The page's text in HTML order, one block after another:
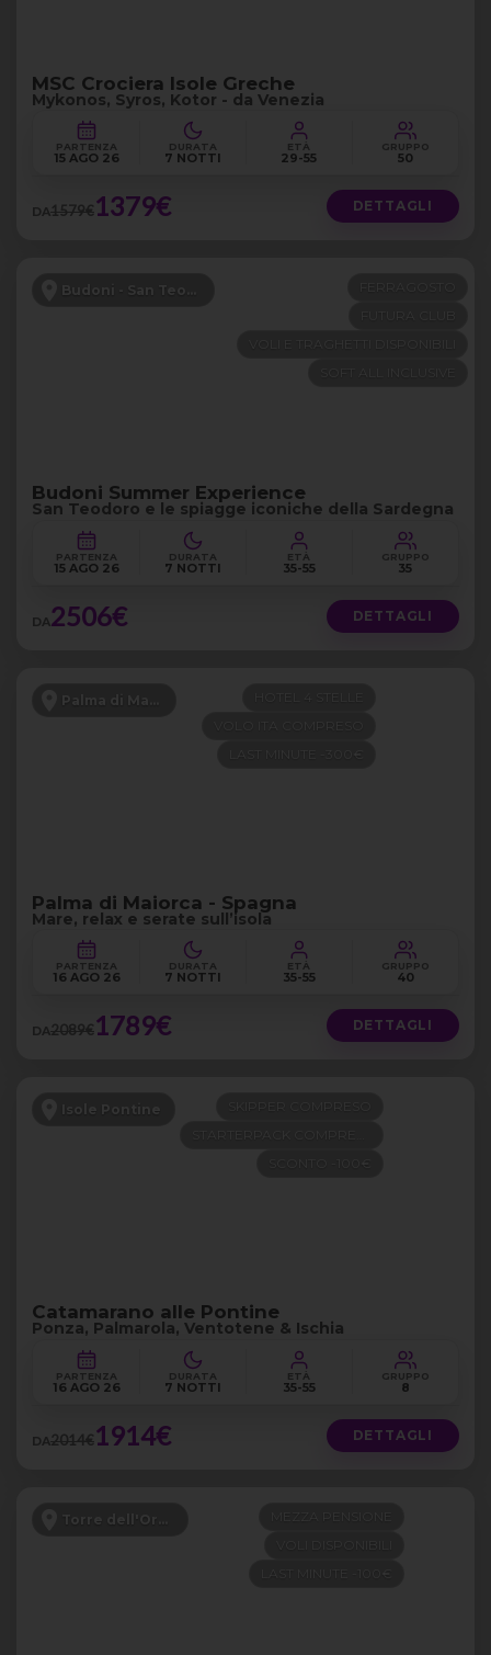
MSC Crociera Isole Greche
Mykonos, Syros, Kotor - da Venezia
PARTENZA
15 AGO 26
DURATA
7 NOTTI
ETÀ
29-55
GRUPPO
50
DA1579€1379€ DETTAGLI
Budoni - San Teodoro
Budoni Summer Experience
San Teodoro e le spiagge iconiche della Sardegna
PARTENZA
15 AGO 26
DURATA
7 NOTTI
ETÀ
35-55
GRUPPO
35
DA 2506€ DETTAGLI
Palma di Maiorca
Palma di Maiorca - Spagna
Mare, relax e serate sull’isola
PARTENZA
16 AGO 26
DURATA
7 NOTTI
ETÀ
35-55
GRUPPO
40
DA2089€1789€ DETTAGLI
Isole Pontine
Catamarano alle Pontine
Ponza, Palmarola, Ventotene & Ischia
PARTENZA
16 AGO 26
DURATA
7 NOTTI
ETÀ
35-55
GRUPPO
8
DA2014€1914€ DETTAGLI
Torre dell'Orso - Puglia